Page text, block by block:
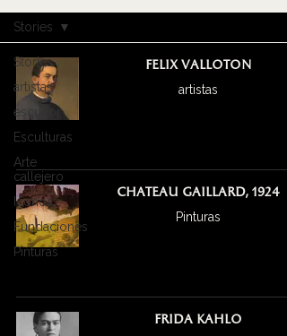
Stories
artistas
escultor
Esculturas
Arte
callejero
Iconos
Fundaciones
Pinturas
Stories
Felix Valloton
artistas
Chateau Gaillard, 1924
Pinturas
Frida Kahlo